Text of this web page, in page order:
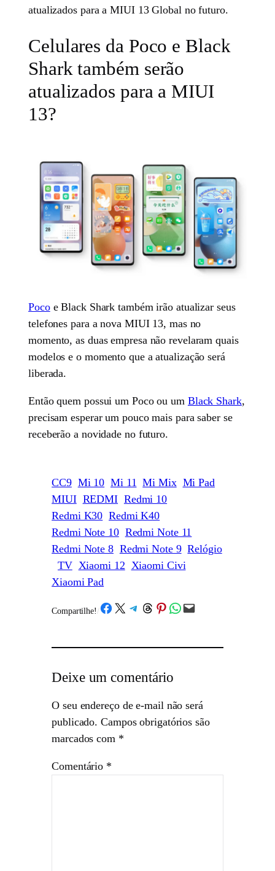
atualizados para a MIUI 13 Global no futuro.
Celulares da Poco e Black
Shark também serão
atualizados para a MIUI
13?
Pocoe Black Shark também irão atualizar seus
telefones para a nova MIUI 13, mas no
momento, as duas empresa não revelaram quais
modelos e o momento que a atualização será
liberada.
Então quem possui um Poco ou um Black Shark,
precisam esperar um pouco mais para saber se
receberão a novidade no futuro.
CC9 Mi 10 Mi 11 Mi Mix Mi Pad
MIUI REDMI Redmi 10
Redmi K30 Redmi K40
Redmi Note 10 Redmi Note 11
Redmi Note 8 Redmi Note 9 Relógio
TV Xiaomi 12 Xiaomi Civi
Xiaomi Pad
Compartilhe!/Share on Facebook
Share on X Share on Telegram
Share on Threads
Share on Pinterest
Share on WhatsApp
Email this Page
Deixe um comentário
O seu endereço de e-mail não será
publicado. Campos obrigatórios são
marcados com *
Comentário *